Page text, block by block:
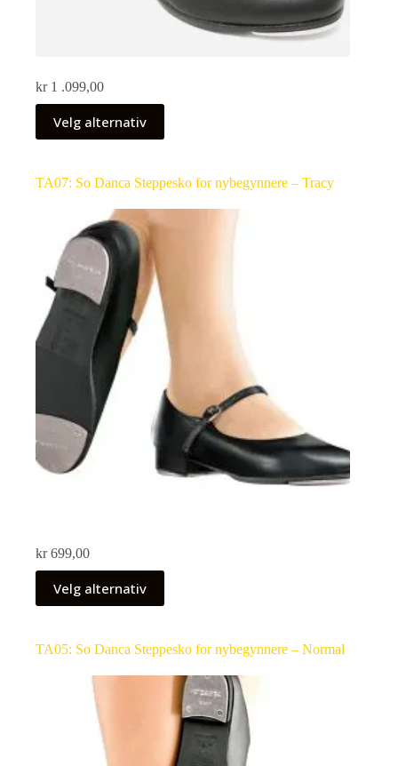
kr1 .099,00
Velg alternativ
TA07: So Danca Steppesko for nybegynnere – Tracy
kr699,00
Velg alternativ
TA05: So Danca Steppesko for nybegynnere – Normal